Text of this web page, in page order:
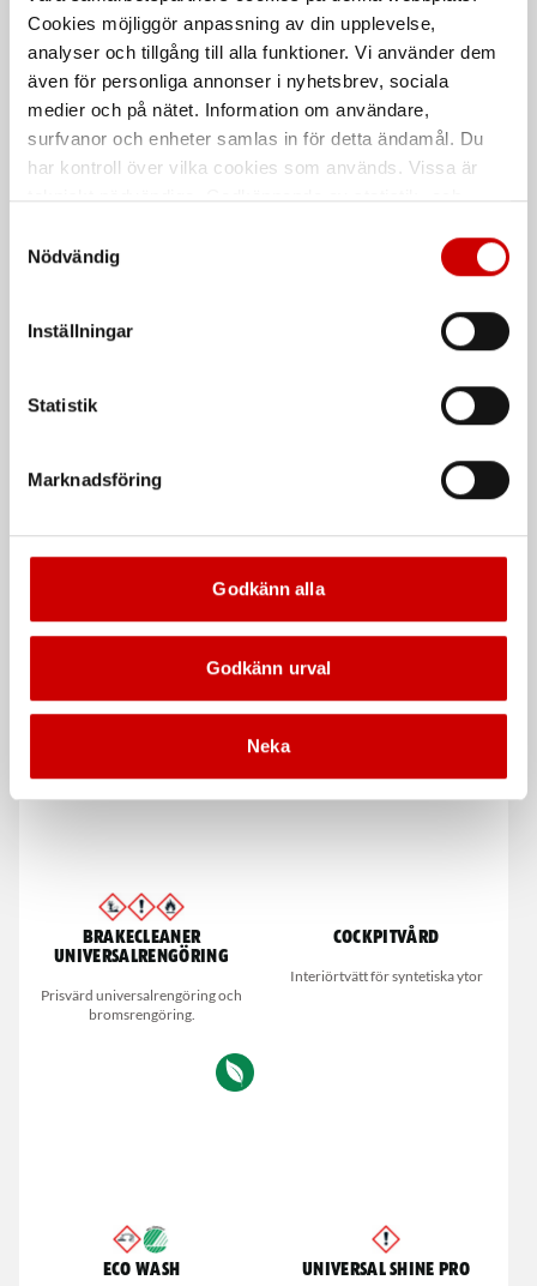
Cookies möjliggör anpassning av din upplevelse,
analyser och tillgång till alla funktioner. Vi använder dem
även för personliga annonser i nyhetsbrev, sociala
medier och på nätet. Information om användare,
surfvanor och enheter samlas in för detta ändamål. Du
har kontroll över vilka cookies som används. Vissa är
tekniskt nödvändiga. Godkännande av statistik- och
länder utanför EU med olika dataskyddsnormer. Genom
att godkänna samtycker du till sådana överföringar. Läs
Nödvändig
Inställningar
Statistik
Marknadsföring
Godkänn alla
Godkänn urval
Neka
Nitrilhandskar för engångsbruk
Fatpump handdriven
Lämplig för syrabaserade
rengöringsmedel, glykol &
De som köpte, köpte även
Brakecleaner
universalrengöring
Prisvärd universalrengöring och
bromsrengöring.
Cockpitvård
Interiörtvätt för syntetiska ytor
Eco Wash Universal Shine Pro